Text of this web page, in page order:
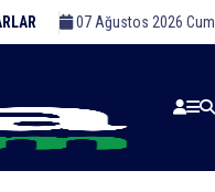
07 Ağustos 2026 Cum